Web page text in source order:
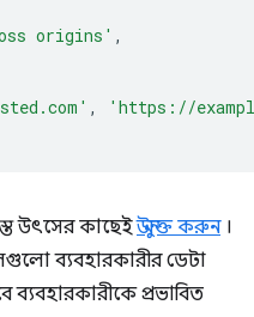
origins' ,
,
'https://
উৎসের কাছেইউন্মুক্ত করুন।
ব্যবহারকারীর ডেটা
প্রভাবিত